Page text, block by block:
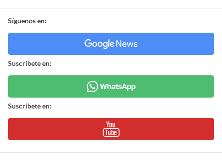
Síguenos en:
Suscríbete en:
Suscríbete en: